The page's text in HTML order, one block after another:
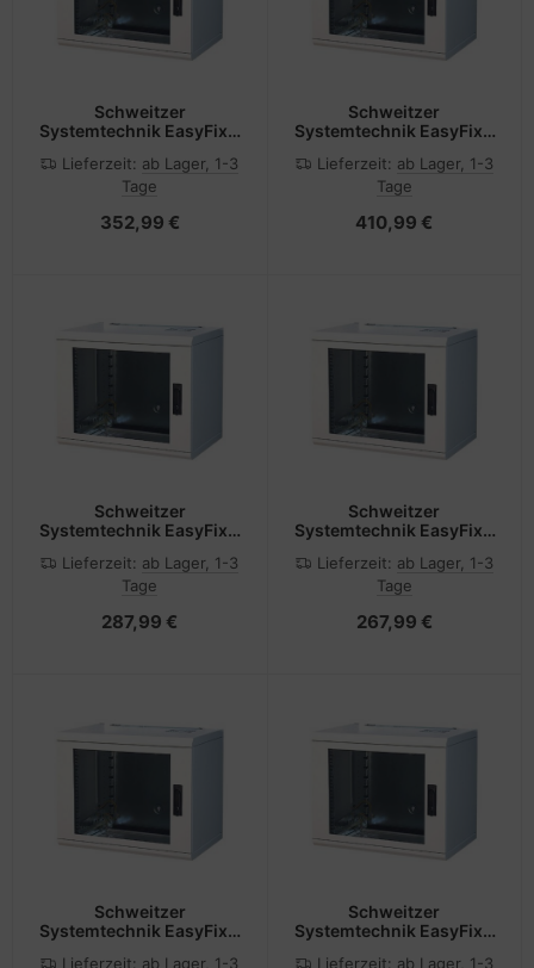
Schweitzer
Systemtechnik EasyFix -
Wandmontage -
Hellgrau, RAL 7035 - 15U
Lieferzeit: ab Lager, 1-3
Tage
352,99 €
Schweitzer
Systemtechnik EasyFix -
Wandmontage -
Hellgrau, RAL 7035 - 18U
Lieferzeit: ab Lager, 1-3
Tage
410,99 €
Schweitzer
Systemtechnik EasyFix -
Wandmontage -
Hellgrau, RAL 7035 - 6U -
Lieferzeit: ab Lager, 1-3
Tage
287,99 €
Schweitzer
Systemtechnik EasyFix -
Wandmontage -
Hellgrau, RAL 7035 - 6U -
Lieferzeit: ab Lager, 1-3
Tage
267,99 €
Schweitzer
Systemtechnik EasyFix -
Lieferzeit: ab Lager, 1-3
Schweitzer
Systemtechnik EasyFix -
Lieferzeit: ab Lager, 1-3